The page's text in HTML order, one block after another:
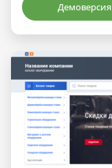
Демоверсия